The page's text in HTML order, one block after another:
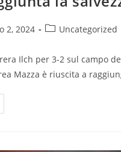
2, 2024 Uncategorized
Ilch per 3-2 sul campo
Mazza è riuscita a